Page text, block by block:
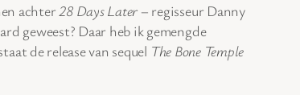
achter28 Days Later – regisseur Danny
geweest? Daar heb ik gemengde
de release van sequel The Bone Temple